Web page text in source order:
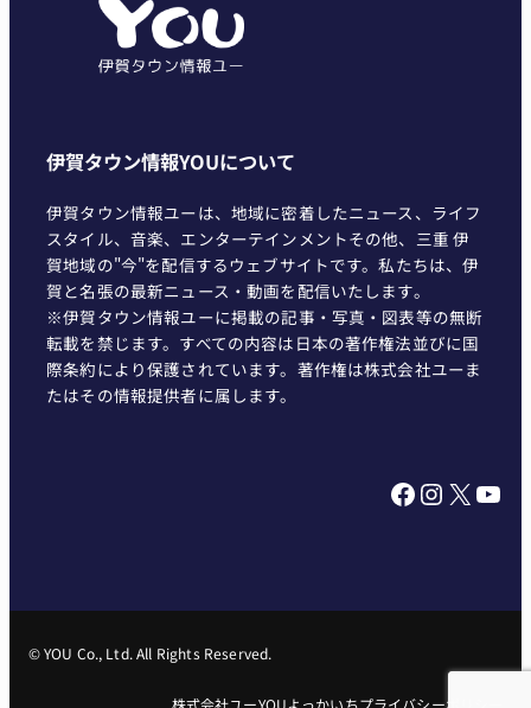
伊賀タウン情報YOUについて
伊賀タウン情報ユーは、地域に密着したニュース、ライフ
スタイル、音楽、エンターテインメントその他、三重 伊
賀地域の"今"を配信するウェブサイトです。私たちは、伊
賀と名張の最新ニュース・動画を配信いたします。
※伊賀タウン情報ユーに掲載の記事・写真・図表等の無断
転載を禁じます。すべての内容は日本の著作権法並びに国
際条約により保護されています。著作権は株式会社ユーま
たはその情報提供者に属します。
Facebook InstagramX YouTube
© YOU Co., Ltd. All Rights Reserved.
株式会社ユーYOUよっかいちプライバシーポリシー